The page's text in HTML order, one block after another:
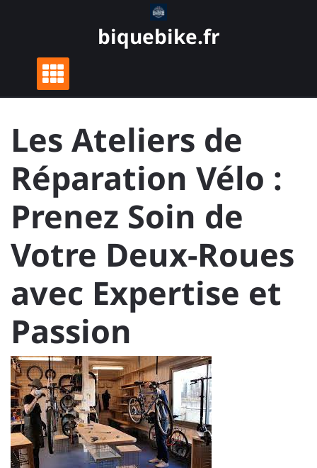
biquebike.fr
Les Ateliers de
Réparation Vélo :
Prenez Soin de
Votre Deux-Roues
avec Expertise et
Passion